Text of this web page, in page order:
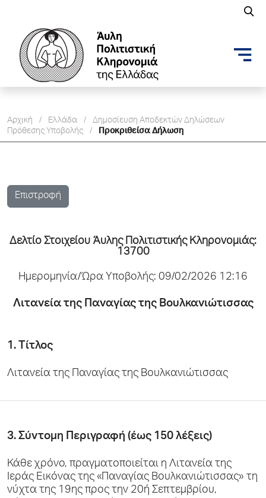
Αρχική / Ελλάδα /
Δημοσίευση Aποδεκτών Δηλώσεων
Πρόθεσης Υποβολής
/ Προκριθείσα Δήλωση
Επιστροφή
Δελτίo Στοιχείου Άυλης Πολιτιστικής Κληρονομιάς:
13700
Ημερομηνία/Ώρα Υποβολής: 09/02/2026 12:16
Λιτανεία της Παναγίας της Βουλκανιώτισσας
1. Τίτλος
Λιτανεία της Παναγίας της Βουλκανιώτισσας
3. Σύντομη Περιγραφή (έως 150 λέξεις)
Κάθε χρόνο, πραγματοποιείται η Λιτανεία της
Ιεράς Εικόνας της «Παναγίας Βουλκανιώτισσας» τη
νύχτα της 19ης προς την 20ή Σεπτεμβρίου,